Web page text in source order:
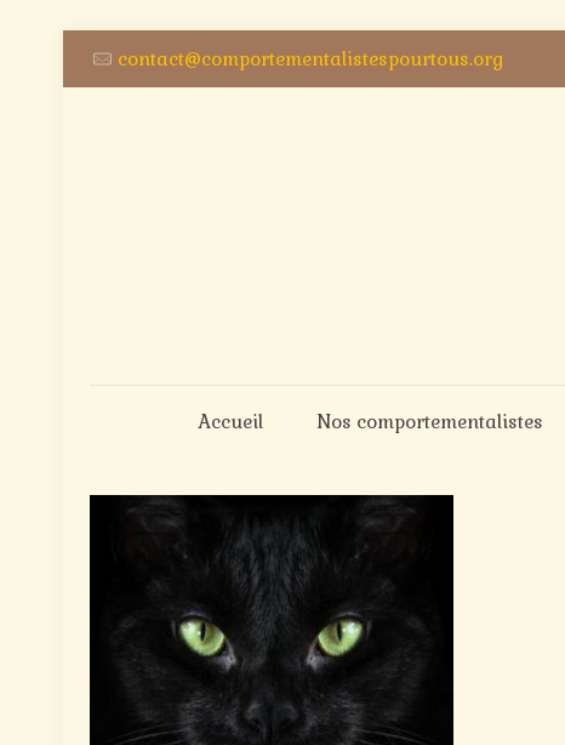
contact@comportementalistespourtous.org
Accueil Nos comportementalistes